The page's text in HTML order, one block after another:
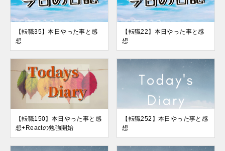
【転職35】本日やった事と感
想
【転職22】本日やった事と感
想
【転職150】本日やった事と感
想+Reactの勉強開始
【転職252】本日やった事と感
想